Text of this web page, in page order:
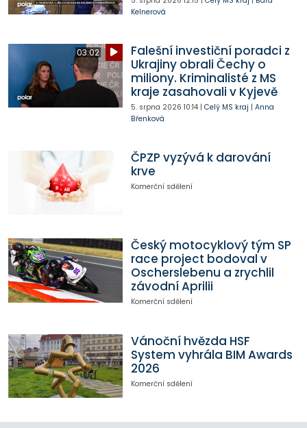
Kelnerová
03:02
Falešní investiční poradci z
Ukrajiny obrali Čechy o
miliony. Kriminalisté z MS
kraje zasahovali v Kyjevě
5. srpna 2026 10:14| Celý MS kraj | Anna
Břenková
ČPZP vyzývá k darování
krve
Komerční sdělení
Český motocyklový tým SP
race project bodoval v
Oscherslebenu a zrychlil
závodní Aprilii
Komerční sdělení
Vánoční hvězda HSF
System vyhrála BIM Awards
2026
Komerční sdělení